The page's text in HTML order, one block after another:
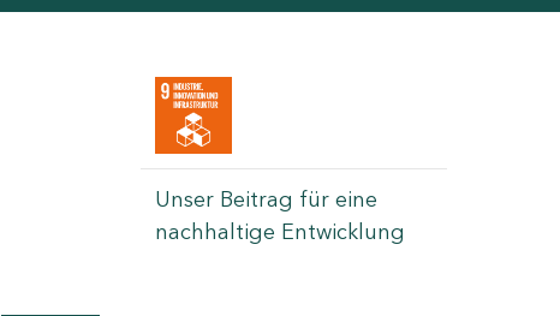
Unser Beitrag für eine
nachhaltige Entwicklung